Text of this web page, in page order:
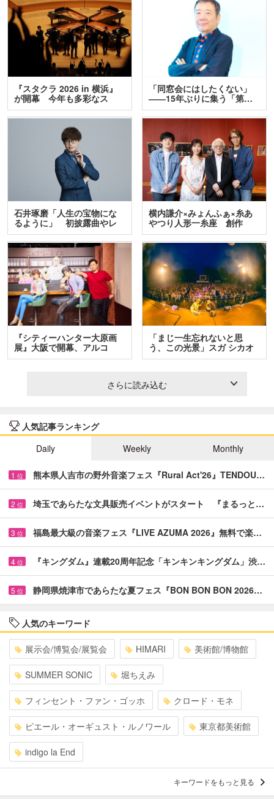
『スタクラ 2026 in 横浜』
が開幕 今年も多彩なス
テ…
「同窓会にはしたくない」
――15年ぶりに集う「第…
石井琢磨「人生の宝物にな
るように」 初披露曲やレ
ア…
横内謙介×みょんふぁ×糸あ
やつり人形一糸座 創作
人…
『シティーハンター大原画
展』大阪で開幕、アルコ
＆…
「まじ一生忘れないと思
う、この光景」スガ シカオ
と…
さらに読み込む
人気記事ランキング
Daily
Weekly Monthly
1 位 熊本県人吉市の野外音楽フェス『Rural Act'26』TENDOU…
2 位 埼玉であらたな文具販売イベントがスタート 『まるっと…
3 位 福島最大級の音楽フェス『LIVE AZUMA 2026』無料で楽…
4 位 『キングダム』連載20周年記念「キンキンキングダム」渋…
5 位 静岡県焼津市であらたな夏フェス『BON BON BON 2026…
人気のキーワード
展示会/博覧会/展覧会 HIMARI 美術館/博物館
SUMMER SONIC 堀ちえみ
フィンセント・ファン・ゴッホ クロード・モネ
ピエール・オーギュスト・ルノワール 東京都美術館
indigo la End
キーワードをもっと見る